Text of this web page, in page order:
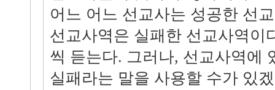
어느 어느 선교사는 성공한 선
선교사역은 실패한 선교사역이
씩 듣는다. 그러나, 선교사역에
실패라는 말을 사용할 수가 있